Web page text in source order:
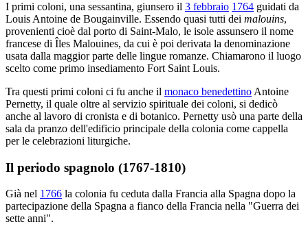
I primi coloni, una sessantina, giunsero il 3 febbraio 1764 guidati da
Louis Antoine de Bougainville. Essendo quasi tutti dei malouins,
provenienti cioè dal porto di Saint-Malo, le isole assunsero il nome
francese di Îles Malouines, da cui è poi derivata la denominazione
usata dalla maggior parte delle lingue romanze. Chiamarono il luogo
scelto come primo insediamento Fort Saint Louis.
Tra questi primi coloni ci fu anche il monaco benedettino Antoine
Pernetty, il quale oltre al servizio spirituale dei coloni, si dedicò
anche al lavoro di cronista e di botanico. Pernetty usò una parte della
sala da pranzo dell'edificio principale della colonia come cappella
per le celebrazioni liturgiche.
Il periodo spagnolo (1767-1810)
Già nel 1766 la colonia fu ceduta dalla Francia alla Spagna dopo la
partecipazione della Spagna a fianco della Francia nella "Guerra dei
sette anni".